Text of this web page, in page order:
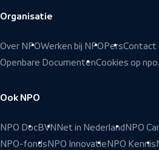
Organisatie
Over NPOWerken bij NPO PersContact
Openbare DocumentenCookies op
Ook NPO
NPO DocBVN Net in Nederland NPO
NPO-fonds NPO Innovatie NPO Kennis